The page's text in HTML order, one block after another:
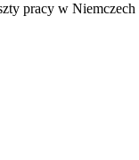
pracy w